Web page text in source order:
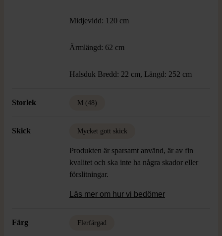
Midjevidd: 120 cm
Ärmlängd: 62 cm
Halsduk Bredd: 22 cm, Längd: 252 cm
Storlek M (48)
Skick Mycket gott skick
Produkten är sparsamt använd, är av fin
kvalitet och ska inte ha några skador eller
förslitningar.
Läs mer om hur vi bedömer
Färg Flerfärgad